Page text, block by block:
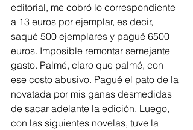
editorial, me cobró lo correspondiente
a 13 euros por ejemplar, es decir,
saqué 500 ejemplares y pagué 6500
euros. Imposible remontar semejante
gasto. Palmé, claro que palmé, con
ese costo abusivo. Pagué el pato de la
novatada por mis ganas desmedidas
de sacar adelante la edición. Luego,
con las siguientes novelas, tuve la